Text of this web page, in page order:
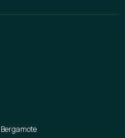
Bergamote